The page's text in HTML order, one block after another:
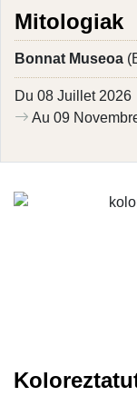
Mitologiak
Bonnat Museoa
Du 08 Juillet 2026
Au 09